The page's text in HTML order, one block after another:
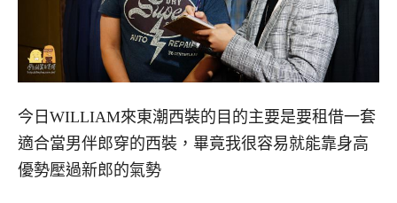
今日WILLIAM來東潮西裝的目的主要是要租借一套
適合當男伴郎穿的西裝，畢竟我很容易就能靠身高
優勢壓過新郎的氣勢